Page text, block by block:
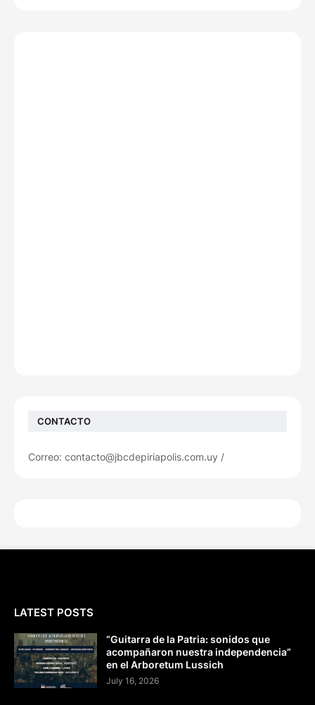
CONTACTO
Correo: contacto@jbcdepiriapolis.com.uy /
LATEST POSTS
“Guitarra de la Patria: sonidos que
acompañaron nuestra independencia”
en el Arboretum Lussich
July 16, 2026